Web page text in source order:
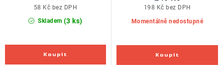
Skladem (3 ks)
58 Kč bez DPH
Momentálně nedostupné
198 Kč bez DPH